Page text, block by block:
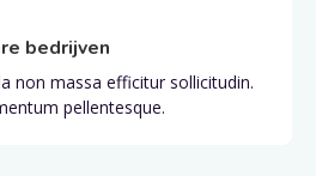
bedrijven
non massa efficitur sollicitudin.
pellentesque.